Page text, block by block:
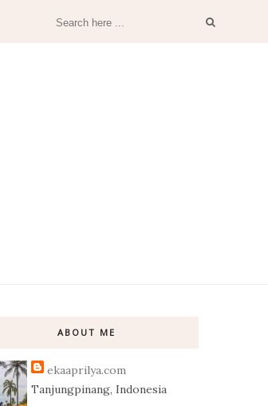
ABOUT ME
ekaaprilya.com
Tanjungpinang, Indonesia